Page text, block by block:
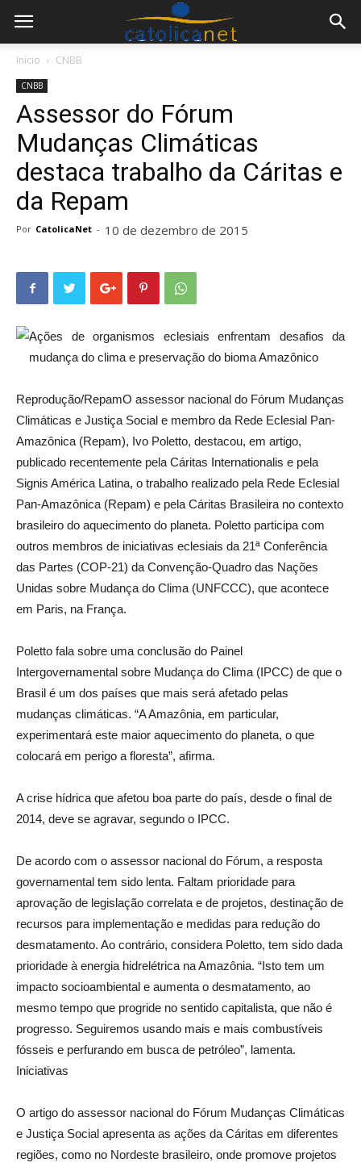
Início CNBB
CNBB
Assessor do Fórum
Mudanças Climáticas
destaca trabalho da Cáritas e
da Repam
Por CatolicaNet - 10 de dezembro de 2015
Ações de organismos eclesiais enfrentam desafios da
mudança do clima e preservação do bioma Amazônico
Reprodução/RepamO assessor nacional do Fórum Mudanças
Climáticas e Justiça Social e membro da Rede Eclesial Pan-
Amazônica (Repam), Ivo Poletto, destacou, em artigo,
publicado recentemente pela Cáritas Internationalis e pela
Signis América Latina, o trabalho realizado pela Rede Eclesial
Pan-Amazônica (Repam) e pela Cáritas Brasileira no contexto
brasileiro do aquecimento do planeta. Poletto participa com
outros membros de iniciativas eclesiais da 21ª Conferência
das Partes (COP-21) da Convenção-Quadro das Nações
Unidas sobre Mudança do Clima (UNFCCC), que acontece
em Paris, na França.
Poletto fala sobre uma conclusão do Painel
Intergovernamental sobre Mudança do Clima (IPCC) de que o
Brasil é um dos países que mais será afetado pelas
mudanças climáticas. “A Amazônia, em particular,
experimentará este maior aquecimento do planeta, o que
colocará em perigo a floresta”, afirma.
A crise hídrica que afetou boa parte do país, desde o final de
2014, deve se agravar, segundo o IPCC.
De acordo com o assessor nacional do Fórum, a resposta
governamental tem sido lenta. Faltam prioridade para
aprovação de legislação correlata e de projetos, destinação de
recursos para implementação e medidas para redução do
desmatamento. Ao contrário, considera Poletto, tem sido dada
prioridade à energia hidrelétrica na Amazônia. “Isto tem um
impacto socioambiental e aumenta o desmatamento, ao
mesmo tempo que progride no sentido capitalista, que não é
progresso. Seguiremos usando mais e mais combustíveis
fósseis e perfurando em busca de petróleo”, lamenta.
Iniciativas
O artigo do assessor nacional do Fórum Mudanças Climáticas
e Justiça Social apresenta as ações da Cáritas em diferentes
regiões, como no Nordeste brasileiro, onde promove projetos